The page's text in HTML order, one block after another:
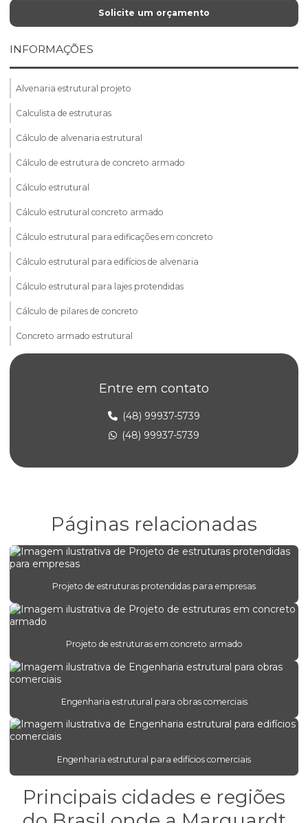
Solicite um orçamento
INFORMAÇÕES
Alvenaria estrutural projeto
Calculista de estruturas
Cálculo de alvenaria estrutural
Cálculo de estrutura de concreto armado
Cálculo estrutural
Cálculo estrutural concreto armado
Cálculo estrutural para edificações em concreto
Cálculo estrutural para edifícios de alvenaria
Cálculo estrutural para lajes protendidas
Cálculo de pilares de concreto
Concreto armado estrutural
Elaboração de projeto estrutural
Empresa de projeto concreto protendido
Empresa de projeto estrutural
Engenharia de concreto armado para empresas
Engenharia estrutural para edifícios comerciais
Engenharia estrutural para obras comerciais
Engenharia de estruturas protendidas
Estrutura concreto armado
Orçamento de projeto estrutural
Orçamento projeto hidráulico
Projeto alvenaria estrutural
Projeto concreto armado
Entre em contato
(48) 99937-5739
(48) 99937-5739
Páginas relacionadas
Projeto de estruturas protendidas para empresas
Projeto de estruturas em concreto armado
Engenharia estrutural para obras comerciais
Engenharia estrutural para edifícios comerciais
Principais cidades e regiões